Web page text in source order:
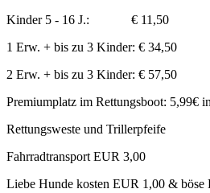
Kinder 5 - 16 J.: € 11,50
1 Erw. + bis zu 3 Kinder: € 34,50
2 Erw. + bis zu 3 Kinder: € 57,50
Premiumplatz im Rettungsboot: 5,99€
Rettungsweste und Trillerpfeife
Fahrradtransport EUR 3,00
Liebe Hunde kosten EUR 1,00 & böse